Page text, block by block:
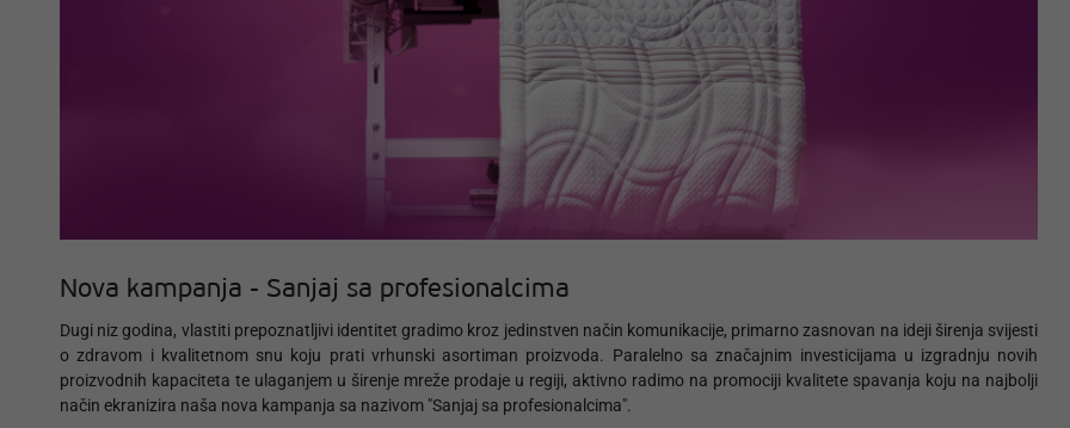
Nova kampanja - Sanjaj sa profesionalcima
Dugi niz godina, vlastiti prepoznatljivi identitet gradimo kroz jedinstven način komunikacije, primarno zasnovan na ideji širenja svijesti
o zdravom i kvalitetnom snu koju prati vrhunski asortiman proizvoda. Paralelno sa značajnim investicijama u izgradnju novih
proizvodnih kapaciteta te ulaganjem u širenje mreže prodaje u regiji, aktivno radimo na promociji kvalitete spavanja koju na najbolji
način ekranizira naša nova kampanja sa nazivom "Sanjaj sa profesionalcima".